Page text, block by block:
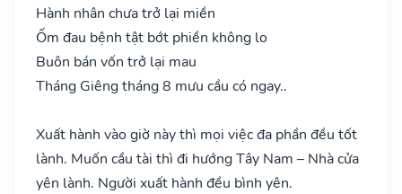
Hành nhân chưa trở lại miền
Ốm đau bệnh tật bớt phiền không lo
Buôn bán vốn trở lại mau
Tháng Giêng tháng 8 mưu cầu có ngay..
Xuất hành vào giờ này thì mọi việc đa phần đều tốt
lành. Muốn cầu tài thì đi hướng Tây Nam – Nhà cửa
yên lành. Người xuất hành đều bình yên.